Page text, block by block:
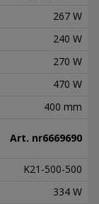
267 W
240 W
270 W
470 W
400 mm
Art. nr6669690
K21-500-500
334 W